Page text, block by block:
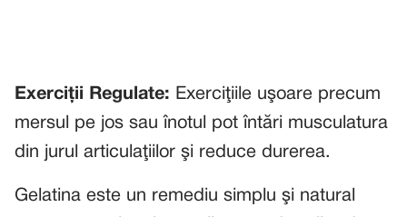
Exerciţii Regulate: Exerciţiile uşoare precum
mersul pe jos sau înotul pot întări musculatura
din jurul articulaţiilor şi reduce durerea.
Gelatina este un remediu simplu şi natural